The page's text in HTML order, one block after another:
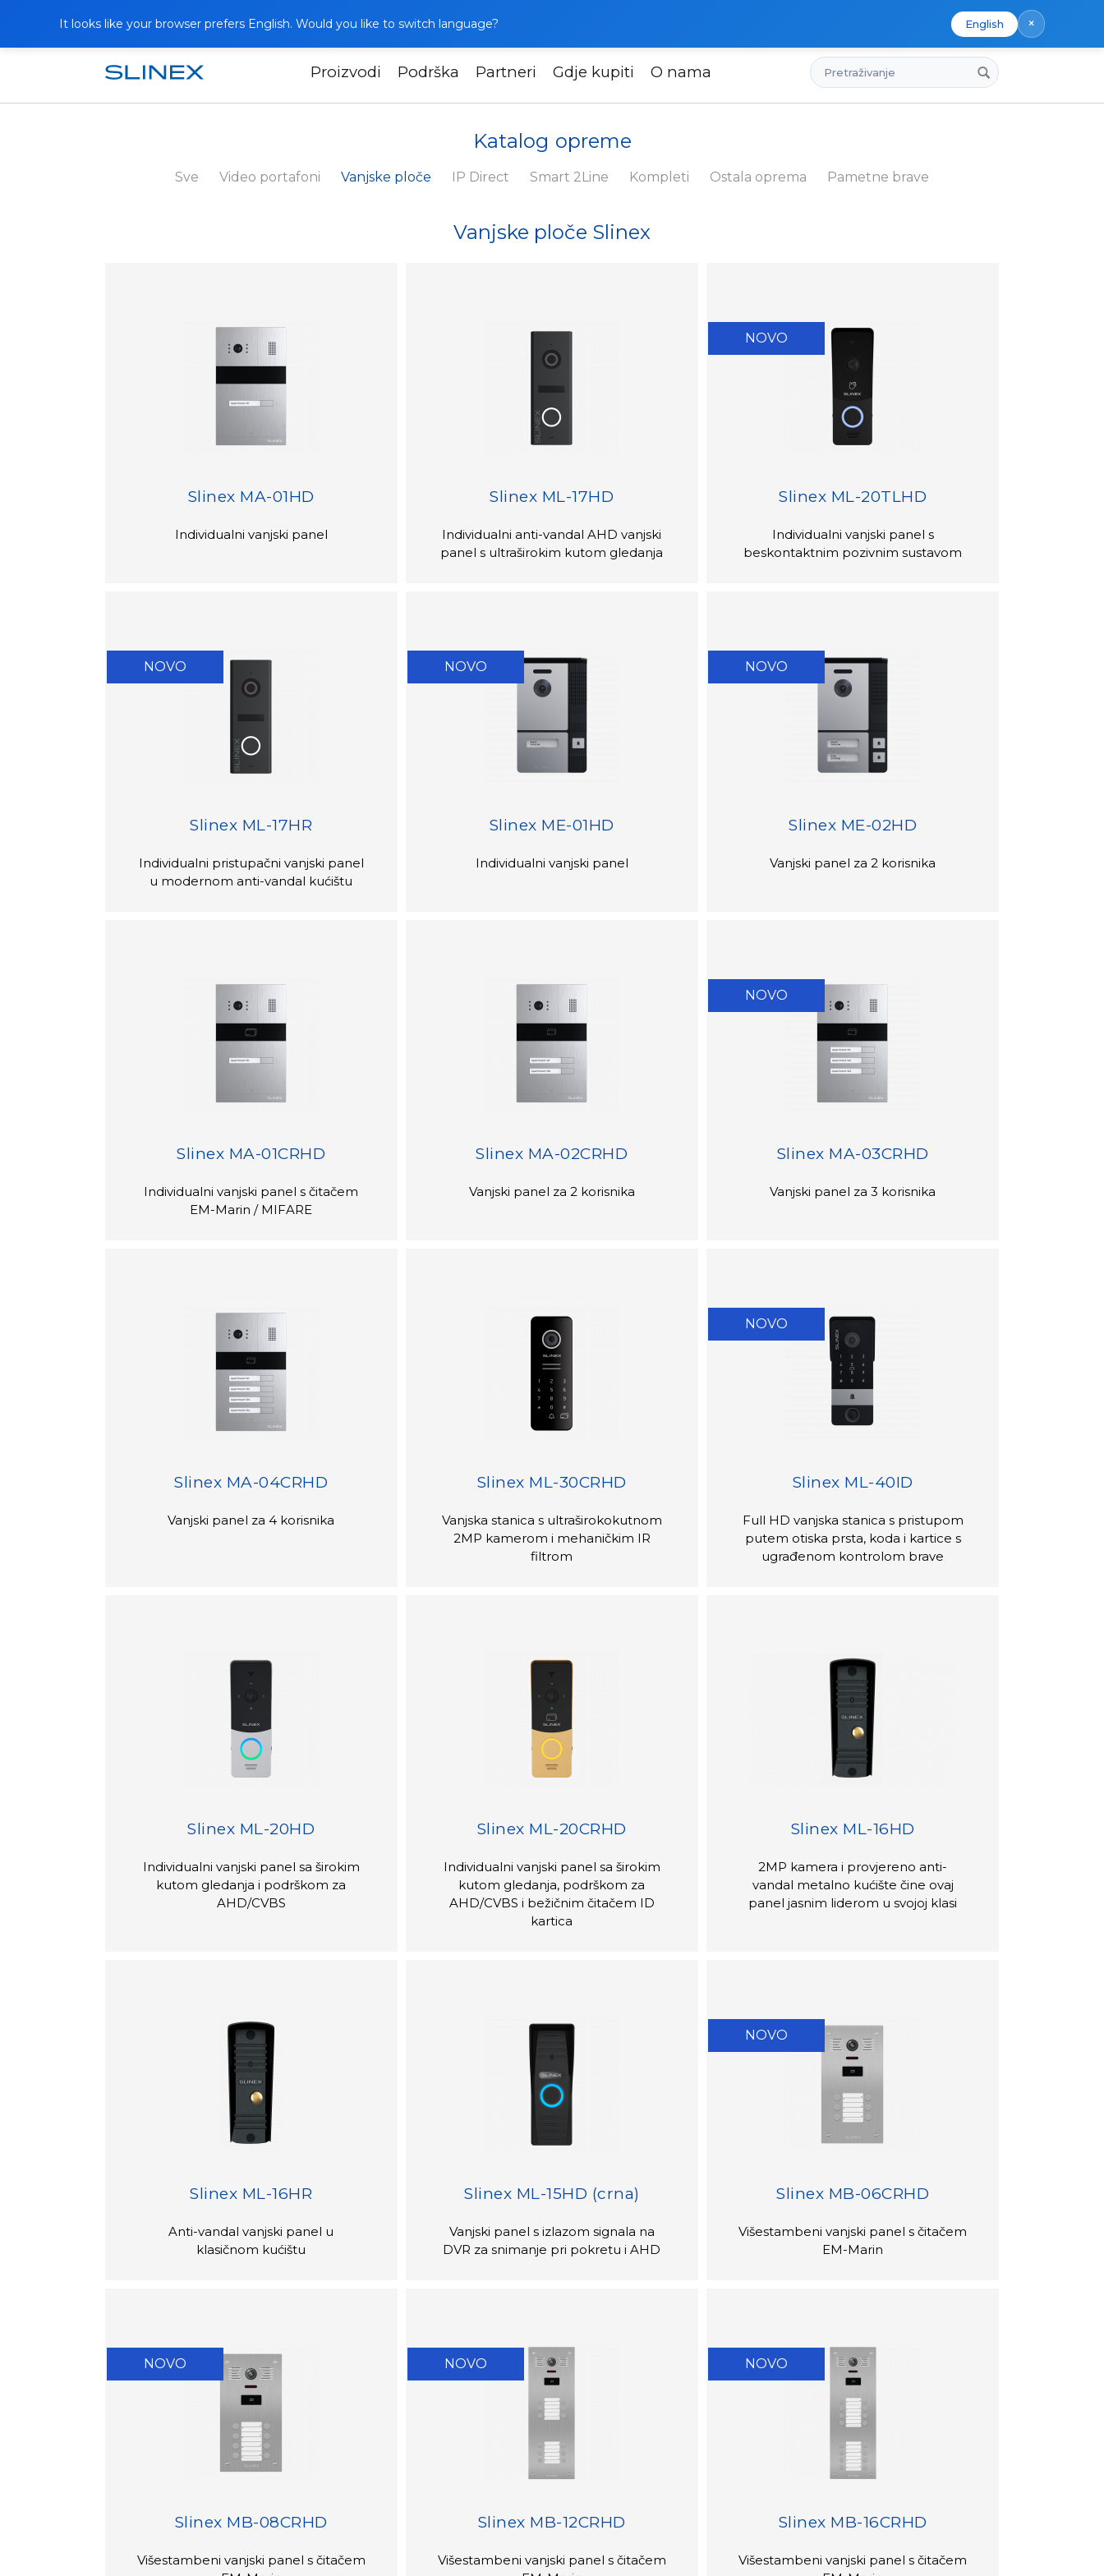
It looks like your browser prefers English. Would you like to switch language? English ×
Proizvodi Podrška Partneri Gdje kupiti O nama Pretraživanje
Početna Katalog Vanjske ploče
Katalog opreme
Sve Video portafoni Vanjske ploče IP Direct Smart 2Line Kompleti Ostala oprema Pametne brave
Vanjske ploče Slinex
Slinex MA-01HD
Individualni vanjski panel
Slinex ML-17HD
Individualni anti-vandal AHD vanjski
panel s ultraširokim kutom gledanja
NOVO
Slinex ML-20TLHD
Individualni vanjski panel s
beskontaktnim pozivnim sustavom
NOVO
Slinex ML-17HR
Individualni pristupačni vanjski panel
u modernom anti-vandal kućištu
NOVO
Slinex ME-01HD
Individualni vanjski panel
NOVO
Slinex ME-02HD
Vanjski panel za 2 korisnika
Slinex MA-01CRHD
Individualni vanjski panel s čitačem
EM-Marin / MIFARE
Slinex MA-02CRHD
Vanjski panel za 2 korisnika
NOVO
Slinex MA-03CRHD
Vanjski panel za 3 korisnika
Slinex MA-04CRHD
Vanjski panel za 4 korisnika
Slinex ML-30CRHD
Vanjska stanica s ultraširokokutnom
2MP kamerom i mehaničkim IR
filtrom
NOVO
Slinex ML-40ID
Full HD vanjska stanica s pristupom
putem otiska prsta, koda i kartice s
ugrađenom kontrolom brave
Slinex ML-20HD
Individualni vanjski panel sa širokim
kutom gledanja i podrškom za
AHD/CVBS
Slinex ML-20CRHD
Individualni vanjski panel sa širokim
kutom gledanja, podrškom za
AHD/CVBS i bežičnim čitačem ID
kartica
Slinex ML-16HD
2MP kamera i provjereno anti-
vandal metalno kućište čine ovaj
panel jasnim liderom u svojoj klasi
Slinex ML-16HR
Anti-vandal vanjski panel u
klasičnom kućištu
Slinex ML-15HD (crna)
Vanjski panel s izlazom signala na
DVR za snimanje pri pokretu i AHD
NOVO
Slinex MB-06CRHD
Višestambeni vanjski panel s čitačem
EM-Marin
NOVO
Slinex MB-08CRHD
Višestambeni vanjski panel s čitačem
NOVO
Slinex MB-12CRHD
Višestambeni vanjski panel s čitačem
NOVO
Slinex MB-16CRHD
Višestambeni vanjski panel s čitačem